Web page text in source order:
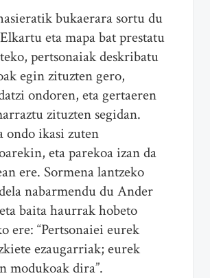
bukaerara sortu du
eta mapa bat prestatu
pertsonaiak deskribatu
egin zituzten gero,
ondoren, eta gertaeren
zituzten segidan.
ondo ikasi zuten
eta parekoa izan da
ere. Sormena lantzeko
nabarmendu du Ander
baita haurrak hobeto
ere: “Pertsonaiei eurek
ezaugarriak; eurek
modukoak dira”.